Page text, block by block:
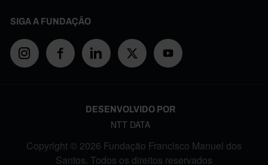
SIGA A FUNDAÇÃO
DESENVOLVIDO POR
NTT DATA
Copyright © 2026 Fundação Francisco Manuel dos
Santos. Todos os direitos reservados